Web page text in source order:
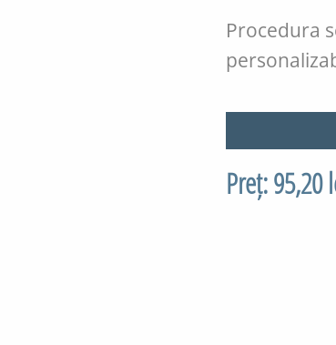
Procedura
Preț: 95,20